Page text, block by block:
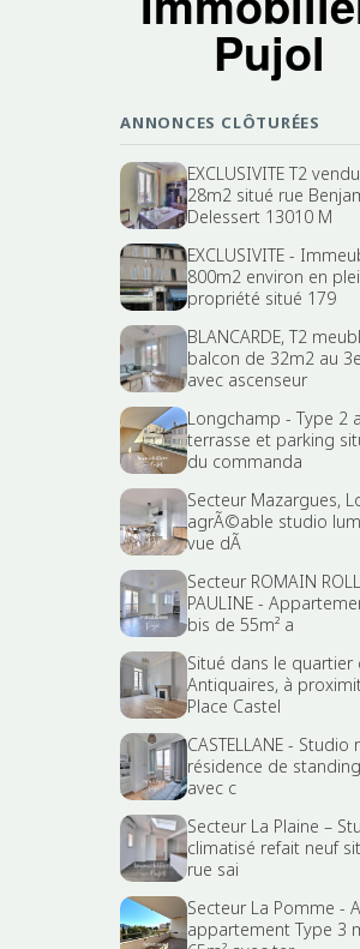
Pujol
ANNONCES CLÔTURÉES
EXCLUSIVITE T2
28m2 situé rue
Delessert 13010 M
EXCLUSIVITE -
800m2 environ en
propriété situé 179
BLANCARDE, T2
balcon de 32m2 au
avec ascenseur
Longchamp - Type 2
terrasse et parking
du commanda
Secteur Mazargues,
agrÃ©able studio
vue dÃ
Secteur ROMAIN
PAULINE -
bis de 55m² a
Situé dans le quartier
Antiquaires, à
Place Castel
CASTELLANE -
résidence de
avec c
Secteur La Plaine –
climatisé refait neuf
rue sai
Secteur La Pomme -
appartement Type 3